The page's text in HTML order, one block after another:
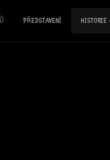
PŘEDSTAVENÍ HISTORIE